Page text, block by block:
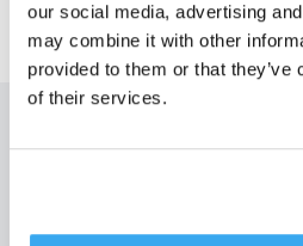
our social media, advertising
may combine it with other
provided to them or that
of their services.